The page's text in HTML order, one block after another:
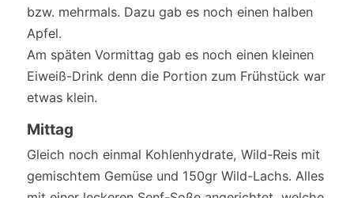
bzw. mehrmals. Dazu gab es noch einen halben
Apfel.
Am späten Vormittag gab es noch einen kleinen
Eiweiß-Drink denn die Portion zum Frühstück war
etwas klein.
Mittag
Gleich noch einmal Kohlenhydrate, Wild-Reis mit
gemischtem Gemüse und 150gr Wild-Lachs. Alles